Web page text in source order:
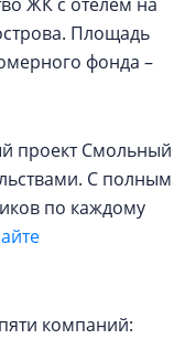
Площадь
фонда –
проект Смольный
С полным
по каждому
компаний: